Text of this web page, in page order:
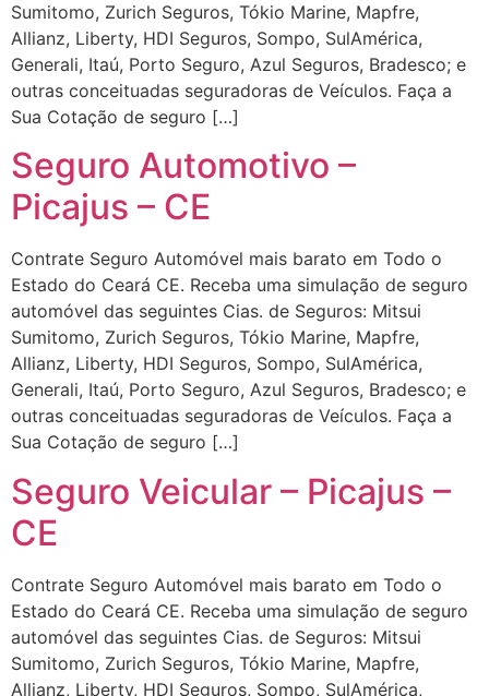
Sumitomo, Zurich Seguros, Tókio Marine, Mapfre,
Allianz, Liberty, HDI Seguros, Sompo, SulAmérica,
Generali, Itaú, Porto Seguro, Azul Seguros, Bradesco; e
outras conceituadas seguradoras de Veículos. Faça a
Sua Cotação de seguro […]
Seguro Automotivo –
Picajus – CE
Contrate Seguro Automóvel mais barato em Todo o
Estado do Ceará CE. Receba uma simulação de seguro
automóvel das seguintes Cias. de Seguros: Mitsui
Sumitomo, Zurich Seguros, Tókio Marine, Mapfre,
Allianz, Liberty, HDI Seguros, Sompo, SulAmérica,
Generali, Itaú, Porto Seguro, Azul Seguros, Bradesco; e
outras conceituadas seguradoras de Veículos. Faça a
Sua Cotação de seguro […]
Seguro Veicular – Picajus –
CE
Contrate Seguro Automóvel mais barato em Todo o
Estado do Ceará CE. Receba uma simulação de seguro
automóvel das seguintes Cias. de Seguros: Mitsui
Sumitomo, Zurich Seguros, Tókio Marine, Mapfre,
Allianz, Liberty, HDI Seguros, Sompo, SulAmérica,